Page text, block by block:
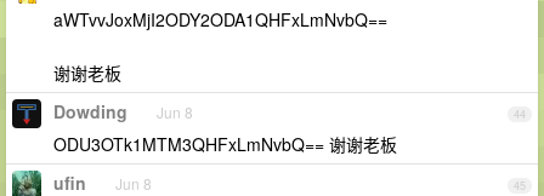
aWTvvJoxMjI2ODY2ODA1QHFxLmNvbQ==
谢谢老板
44
Dowding Jun 8
ODU3OTk1MTM3QHFxLmNvbQ== 谢谢老板
45
ufin Jun 8